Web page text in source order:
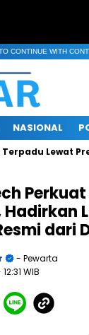
CONTINUE WITH
NASIONAL
Lewat Press
Hadirkan
dari
- Pewarta
WIB